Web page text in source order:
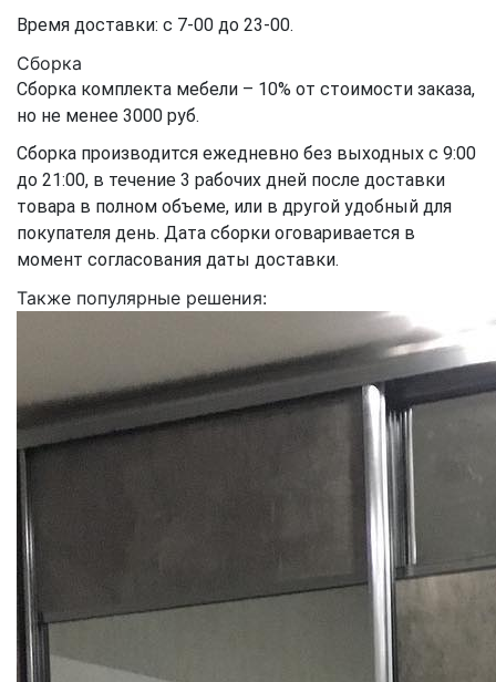
Время доставки: с 7-00 до 23-00.
Сборка
Сборка комплекта мебели – 10% от стоимости заказа,
но не менее 3000 руб.
Сборка производится ежедневно без выходных с 9:00
до 21:00, в течение 3 рабочих дней после доставки
товара в полном объеме, или в другой удобный для
покупателя день. Дата сборки оговаривается в
момент согласования даты доставки.
Также популярные решения: